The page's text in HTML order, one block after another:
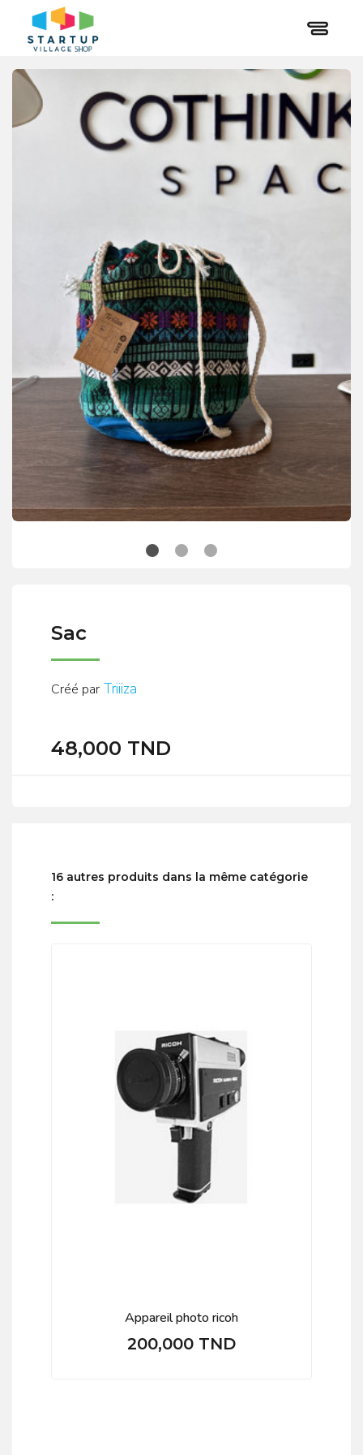
Sac
Créé par Triiiza
48,000 TND
16 autres produits dans la même catégorie
:
Appareil photo ricoh
Prix
200,000 TND